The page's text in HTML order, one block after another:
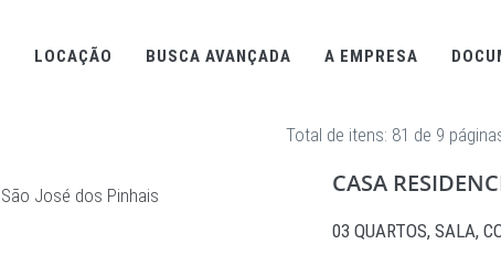
LOCAÇÃO BUSCA AVANÇADA A EMPRESA
Total de itens: 81 de 9
São José dos Pinhais CASA
03 QUARTOS, SALA,